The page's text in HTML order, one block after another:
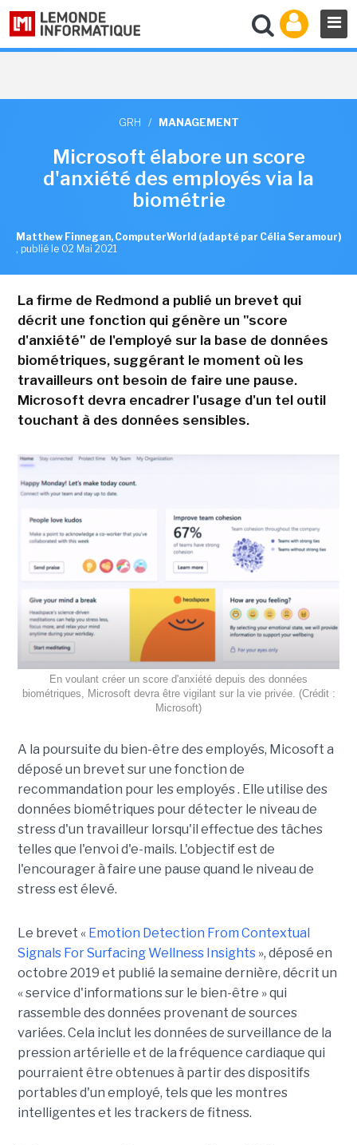
GRH / MANAGEMENT
Microsoft élabore un score
d'anxiété des employés via la
biométrie
Matthew Finnegan, ComputerWorld (adapté par Célia Seramour)
, publié le 02 Mai 2021
La firme de Redmond a publié un brevet qui
décrit une fonction qui génère un "score
d'anxiété" de l'employé sur la base de données
biométriques, suggérant le moment où les
travailleurs ont besoin de faire une pause.
Microsoft devra encadrer l'usage d'un tel outil
touchant à des données sensibles.
En voulant créer un score d'anxiété depuis des données
biométriques, Microsoft devra être vigilant sur la vie privée. (Crédit :
Microsoft)
A la poursuite du bien-être des employés, Micosoft a
déposé un brevet sur une fonction de
recommandation pour les employés . Elle utilise des
données biométriques pour détecter le niveau de
stress d'un travailleur lorsqu'il effectue des tâches
telles que l'envoi d'e-mails. L'objectif est de
l'encourager à faire une pause quand le niveau de
stress est élevé.
Le brevet « Emotion Detection From Contextual
Signals For Surfacing Wellness Insights», déposé en
octobre 2019 et publié la semaine dernière, décrit un
« service d'informations sur le bien-être » qui
rassemble des données provenant de sources
variées. Cela inclut les données de surveillance de la
pression artérielle et de la fréquence cardiaque qui
pourraient être obtenues à partir des dispositifs
portables d'un employé, tels que les montres
intelligentes et les trackers de fitness.